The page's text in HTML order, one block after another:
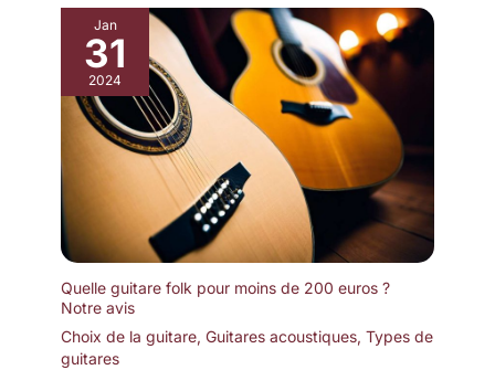
Jan
31
2024
Quelle guitare folk pour moins de 200 euros ?
Notre avis
Choix de la guitare, Guitares acoustiques, Types de
guitares